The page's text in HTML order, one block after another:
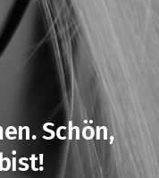
Schön,